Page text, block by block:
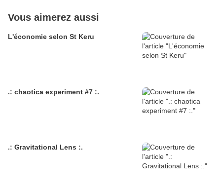
Vous aimerez aussi
L'économie selon St Keru
.: chaotica experiment #7 :.
.: Gravitational Lens :.